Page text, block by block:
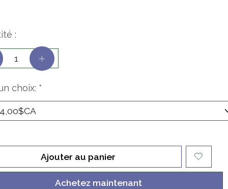
choix: *
:
Ajouter au panier
Achetez maintenant